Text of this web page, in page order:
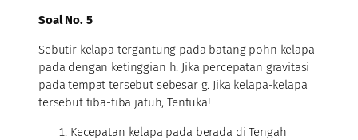
Soal No. 5
Sebutir kelapa tergantung pada batang pohn kelapa
pada dengan ketinggian h. Jika percepatan gravitasi
pada tempat tersebut sebesar g. Jika kelapa-kelapa
tersebut tiba-tiba jatuh, Tentuka!
Kecepatan kelapa pada berada di Tengah